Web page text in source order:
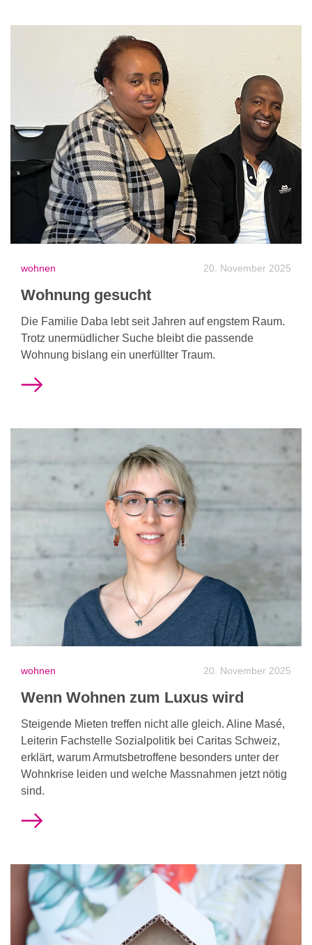
wohnen 20. November 2025
Wohnung gesucht
Die Familie Daba lebt seit Jahren auf engstem Raum.
Trotz unermüdlicher Suche bleibt die passende
Wohnung bislang ein unerfüllter Traum.
wohnen 20. November 2025
Wenn Wohnen zum Luxus wird
Steigende Mieten treffen nicht alle gleich. Aline Masé,
Leiterin Fachstelle Sozialpolitik bei Caritas Schweiz,
erklärt, warum Armutsbetroffene besonders unter der
Wohnkrise leiden und welche Massnahmen jetzt nötig
sind.